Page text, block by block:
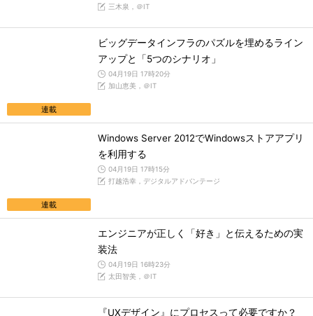
三木泉，＠IT
連載
ビッグデータインフラのパズルを埋めるライン
アップと「5つのシナリオ」
04月19日 17時20分
加山恵美，＠IT
連載
Windows Server 2012でWindowsストアアプリ
を利用する
04月19日 17時15分
打越浩幸，デジタルアドバンテージ
エンジニアが正しく「好き」と伝えるための実
装法
04月19日 16時23分
太田智美，＠IT
『UXデザイン』にプロセスって必要ですか？